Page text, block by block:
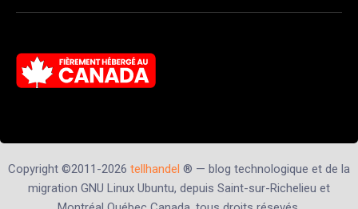
Copyright ©2011-2026 tellhandel ® — blog technologique et de la
migration GNU Linux Ubuntu, depuis Saint-sur-Richelieu et